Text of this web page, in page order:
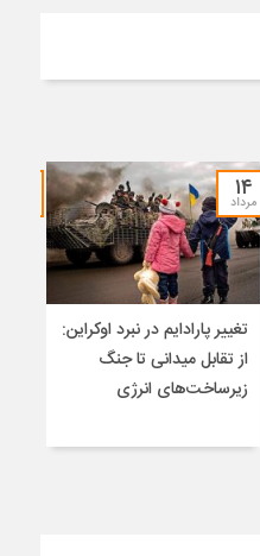
۱۴
مرداد
تغییر پارادایم در نبرد اوکراین:
از تقابل میدانی تا جنگ
زیرساخت‌های انرژی